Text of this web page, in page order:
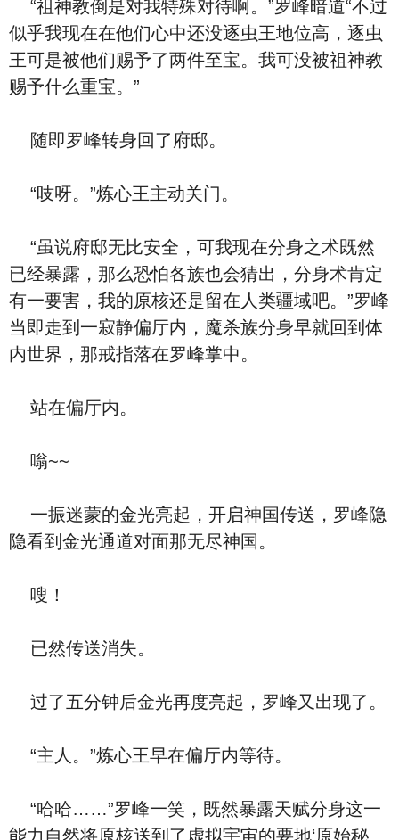
“祖神教倒是对我特殊对待啊。”罗峰暗道“不过
似乎我现在在他们心中还没逐虫王地位高，逐虫
王可是被他们赐予了两件至宝。我可没被祖神教
赐予什么重宝。”
随即罗峰转身回了府邸。
“吱呀。”炼心王主动关门。
“虽说府邸无比安全，可我现在分身之术既然
已经暴露，那么恐怕各族也会猜出，分身术肯定
有一要害，我的原核还是留在人类疆域吧。”罗峰
当即走到一寂静偏厅内，魔杀族分身早就回到体
内世界，那戒指落在罗峰掌中。
站在偏厅内。
嗡~~
一振迷蒙的金光亮起，开启神国传送，罗峰隐
隐看到金光通道对面那无尽神国。
嗖！
已然传送消失。
过了五分钟后金光再度亮起，罗峰又出现了。
“主人。”炼心王早在偏厅内等待。
“哈哈……”罗峰一笑，既然暴露天赋分身这一
能力自然将原核送到了虚拟宇宙的要地‘原始秘